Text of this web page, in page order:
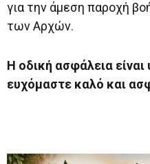
για την άμεση παροχή
των Αρχών.
Η οδική ασφάλεια
ευχόμαστε καλό και